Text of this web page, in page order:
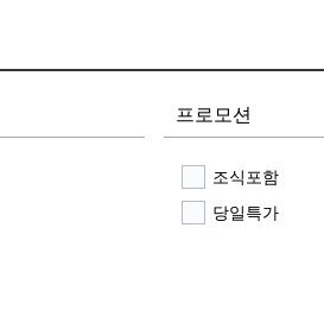
프로모션
조식포함
당일특가